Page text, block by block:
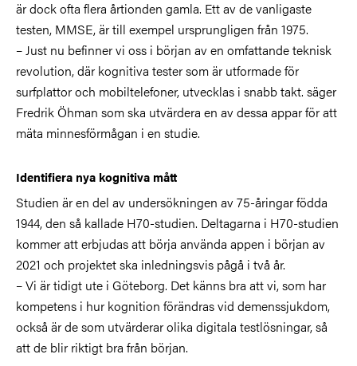
är dock ofta flera årtionden gamla. Ett av de vanligaste
testen, MMSE, är till exempel ursprungligen från 1975.
– Just nu befinner vi oss i början av en omfattande teknisk
revolution, där kognitiva tester som är utformade för
surfplattor och mobiltelefoner, utvecklas i snabb takt. säger
Fredrik Öhman som ska utvärdera en av dessa appar för att
mäta minnesförmågan i en studie.
Identifiera nya kognitiva mått
Studien är en del av undersökningen av 75-åringar födda
1944, den så kallade H70-studien. Deltagarna i H70-studien
kommer att erbjudas att börja använda appen i början av
2021 och projektet ska inledningsvis pågå i två år.
– Vi är tidigt ute i Göteborg. Det känns bra att vi, som har
kompetens i hur kognition förändras vid demenssjukdom,
också är de som utvärderar olika digitala testlösningar, så
att de blir riktigt bra från början.